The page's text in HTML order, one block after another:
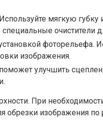
мягкую губку
очистители
фоторельефа.
изображения.
улучшить
При
обрезки изображения по